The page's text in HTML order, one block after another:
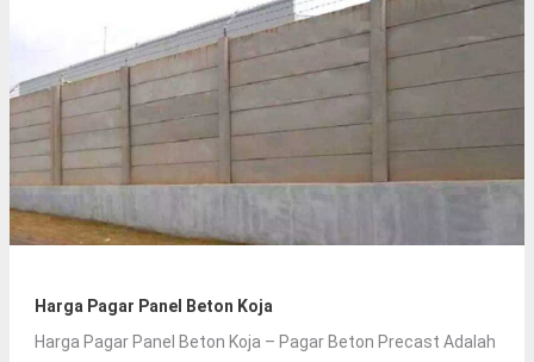
Harga Pagar Panel Beton Koja
Harga Pagar Panel Beton Koja – Pagar Beton Precast Adalah